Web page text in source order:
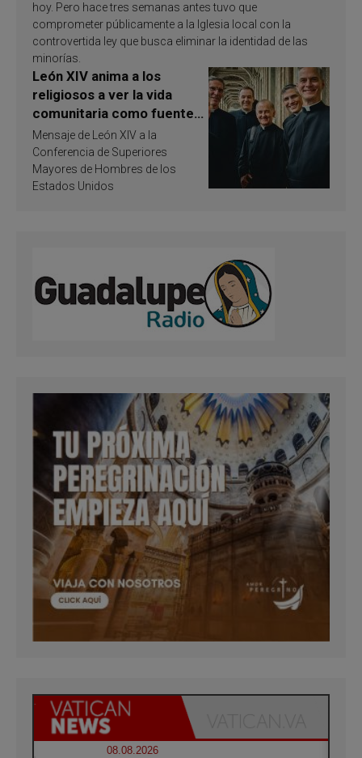
hoy. Pero hace tres semanas antes tuvo que
comprometer públicamente a la Iglesia local con la
controvertida ley que busca eliminar la identidad de las
minorías.
León XIV anima a los
religiosos a ver la vida
comunitaria como fuente
de inspiración y
santificación
Mensaje de León XIV a la
Conferencia de Superiores
Mayores de Hombres de los
Estados Unidos
08.08.2026